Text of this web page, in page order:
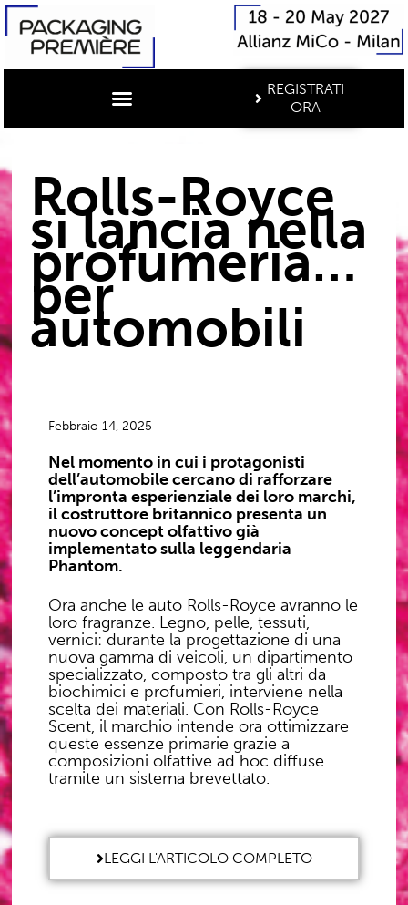
REGISTRATI
ORA
Rolls-Royce
si lancia nella
profumeria…
per
automobili
Febbraio 14, 2025
Nel momento in cui i protagonisti
dell’automobile cercano di rafforzare
l’impronta esperienziale dei loro marchi,
il costruttore britannico presenta un
nuovo concept olfattivo già
implementato sulla leggendaria
Phantom.
Ora anche le auto Rolls-Royce avranno le
loro fragranze. Legno, pelle, tessuti,
vernici: durante la progettazione di una
nuova gamma di veicoli, un dipartimento
specializzato, composto tra gli altri da
biochimici e profumieri, interviene nella
scelta dei materiali. Con Rolls-Royce
Scent, il marchio intende ora ottimizzare
queste essenze primarie grazie a
composizioni olfattive ad hoc diffuse
tramite un sistema brevettato.
LEGGI L'ARTICOLO COMPLETO